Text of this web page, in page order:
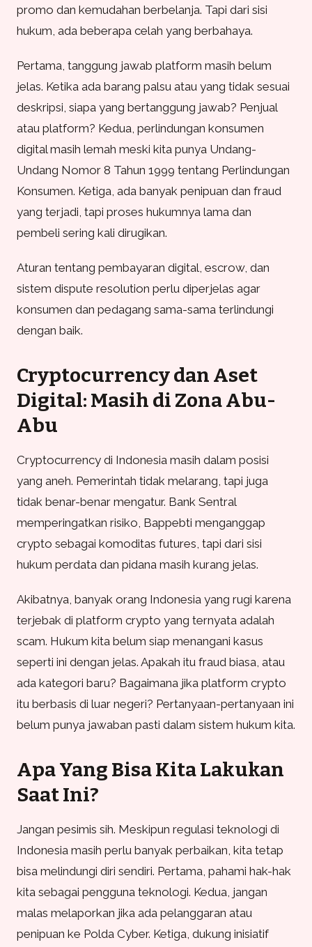
promo dan kemudahan berbelanja. Tapi dari sisi
hukum, ada beberapa celah yang berbahaya.
Pertama, tanggung jawab platform masih belum
jelas. Ketika ada barang palsu atau yang tidak sesuai
deskripsi, siapa yang bertanggung jawab? Penjual
atau platform? Kedua, perlindungan konsumen
digital masih lemah meski kita punya Undang-
Undang Nomor 8 Tahun 1999 tentang Perlindungan
Konsumen. Ketiga, ada banyak penipuan dan fraud
yang terjadi, tapi proses hukumnya lama dan
pembeli sering kali dirugikan.
Aturan tentang pembayaran digital, escrow, dan
sistem dispute resolution perlu diperjelas agar
konsumen dan pedagang sama-sama terlindungi
dengan baik.
Cryptocurrency dan Aset
Digital: Masih di Zona Abu-
Abu
Cryptocurrency di Indonesia masih dalam posisi
yang aneh. Pemerintah tidak melarang, tapi juga
tidak benar-benar mengatur. Bank Sentral
memperingatkan risiko, Bappebti menganggap
crypto sebagai komoditas futures, tapi dari sisi
hukum perdata dan pidana masih kurang jelas.
Akibatnya, banyak orang Indonesia yang rugi karena
terjebak di platform crypto yang ternyata adalah
scam. Hukum kita belum siap menangani kasus
seperti ini dengan jelas. Apakah itu fraud biasa, atau
ada kategori baru? Bagaimana jika platform crypto
itu berbasis di luar negeri? Pertanyaan-pertanyaan ini
belum punya jawaban pasti dalam sistem hukum kita.
Apa Yang Bisa Kita Lakukan
Saat Ini?
Jangan pesimis sih. Meskipun regulasi teknologi di
Indonesia masih perlu banyak perbaikan, kita tetap
bisa melindungi diri sendiri. Pertama, pahami hak-hak
kita sebagai pengguna teknologi. Kedua, jangan
malas melaporkan jika ada pelanggaran atau
penipuan ke Polda Cyber. Ketiga, dukung inisiatif